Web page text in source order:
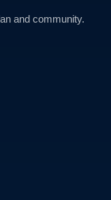
and community.